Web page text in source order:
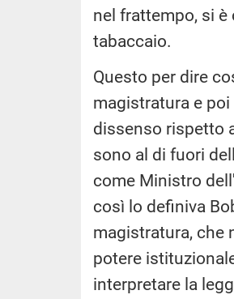
nel frattempo, si
tabaccaio.
Questo per dire
magistratura e
dissenso rispetto
sono al di fuori
come Ministro
così lo definiva
magistratura, che
potere
interpretare la